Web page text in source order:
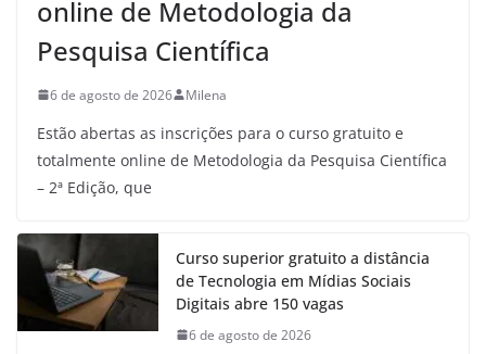
online de Metodologia da
Pesquisa Científica
6 de agosto de 2026 Milena
Estão abertas as inscrições para o curso gratuito e
totalmente online de Metodologia da Pesquisa Científica
– 2ª Edição, que
Curso superior gratuito a distância
de Tecnologia em Mídias Sociais
Digitais abre 150 vagas
6 de agosto de 2026